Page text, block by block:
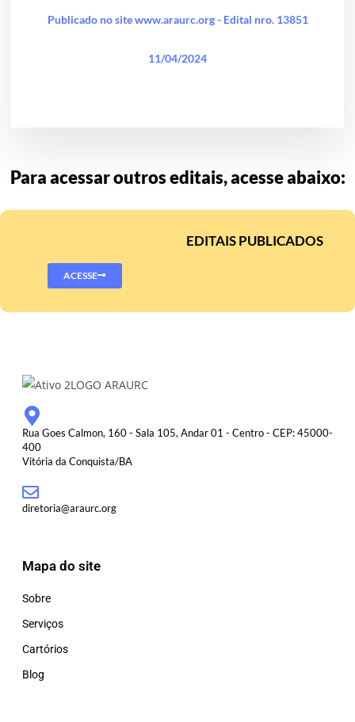
Publicado no site www.araurc.org - Edital nro. 13851
11/04/2024
Para acessar outros editais, acesse abaixo:
EDITAIS PUBLICADOS
ACESSE
Rua Goes Calmon, 160 - Sala 105, Andar 01 - Centro - CEP: 45000-
400
Vitória da Conquista/BA
diretoria@araurc.org
Mapa do site
Sobre
Serviços
Cartórios
Blog